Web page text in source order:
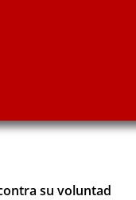
su voluntad